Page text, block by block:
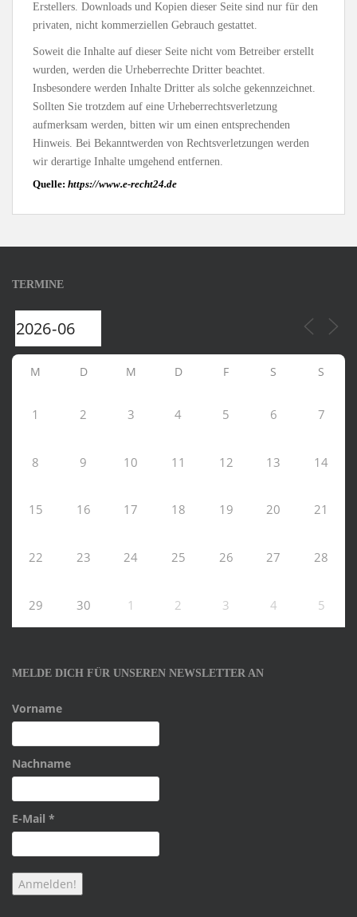
Erstellers. Downloads und Kopien dieser Seite sind nur für den
privaten, nicht kommerziellen Gebrauch gestattet.
Soweit die Inhalte auf dieser Seite nicht vom Betreiber erstellt
wurden, werden die Urheberrechte Dritter beachtet.
Insbesondere werden Inhalte Dritter als solche gekennzeichnet.
Sollten Sie trotzdem auf eine Urheberrechtsverletzung
aufmerksam werden, bitten wir um einen entsprechenden
Hinweis. Bei Bekanntwerden von Rechtsverletzungen werden
wir derartige Inhalte umgehend entfernen.
Quelle: https://www.e-recht24.de
TERMINE
M D M D F S S
1 2 3 4 5 6 7
8 9 10 11 12 13 14
15 16 17 18 19 20 21
22 23 24 25 26 27 28
29 30 1 2 3 4 5
MELDE DICH FÜR UNSEREN NEWSLETTER AN
Vorname
Nachname
E-Mail *